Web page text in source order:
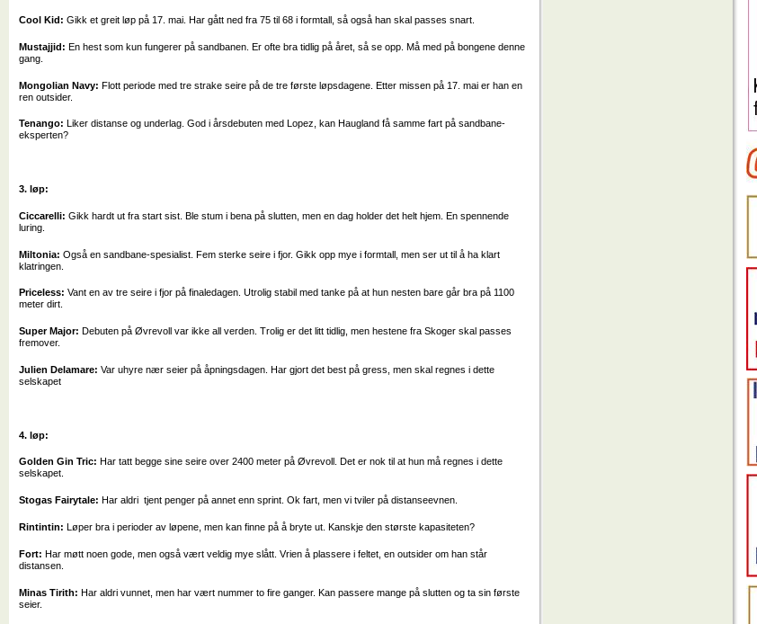
Cool Kid:Gikk et greit løp på 17. mai. Har gått ned fra 75 til 68 i formtall, så også han skal passes snart.
Mustajjid: En hest som kun fungerer på sandbanen. Er ofte bra tidlig på året, så se opp. Må med på bongene denne
gang.
Mongolian Navy:Flott periode med tre strake seire på de tre første løpsdagene. Etter missen på 17. mai er han en
ren outsider.
Tenango:
Liker distanse og underlag. God i årsdebuten med Lopez, kan Haugland få samme fart på sandbane-
eksperten?
3. løp:
Ciccarelli:Gikk hardt ut fra start sist. Ble stum i bena på slutten, men en dag holder det helt hjem. En spennende
luring.
Miltonia:Også en sandbane-spesialist. Fem sterke seire i fjor. Gikk opp mye i formtall, men ser ut til å ha klart
klatringen.
Priceless:Vant en av tre seire i fjor på finaledagen. Utrolig stabil med tanke på at hun nesten bare går bra på 1100
meter dirt.
Super Major:Debuten på Øvrevoll var ikke all verden. Trolig er det litt tidlig, men hestene fra Skoger skal passes
fremover.
Julien Delamare:Var uhyre nær seier på åpningsdagen. Har gjort det best på gress, men skal regnes i dette
selskapet
4. løp:
Golden Gin Tric: Har tatt begge sine seire over 2400 meter på Øvrevoll. Det er nok til at hun må regnes i dette
selskapet.
Stogas Fairytale:Har aldri tjent penger på annet enn sprint. Ok fart, men vi tviler på distanseevnen.
Rintintin:Løper bra i perioder av løpene, men kan finne på å bryte ut. Kanskje den største kapasiteten?
Fort:Har møtt noen gode, men også vært veldig mye slått. Vrien å plassere i feltet, en outsider om han står
distansen.
Minas Tirith:Har aldri vunnet, men har vært nummer to fire ganger. Kan passere mange på slutten og ta sin første
seier.